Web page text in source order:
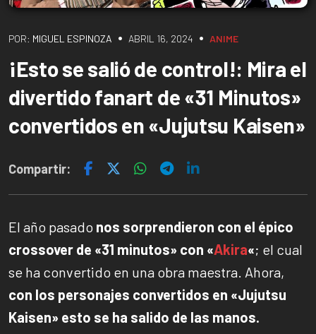
POR: MIGUEL ESPINOZA • ABRIL 16, 2024 • ANIME
¡Esto se salió de control!: Mira el
divertido fanart de «31 Minutos»
convertidos en «Jujutsu Kaisen»
Compartir:
El año pasado nos sorprendieron con el épico
crossover de «31 minutos» con «Akira«; el cual
se ha convertido en una obra maestra. Ahora,
con los personajes convertidos en «Jujutsu
Kaisen» esto se ha salido de las manos.